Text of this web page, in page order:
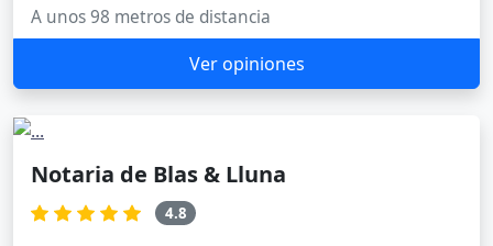
A unos 98 metros de distancia
Ver opiniones
Notaria de Blas & Lluna
4.8